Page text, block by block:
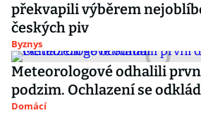
překvapili výběrem
českých piv
Byznys
Meteorologové odhalili
podzim. Ochlazení se
Domácí